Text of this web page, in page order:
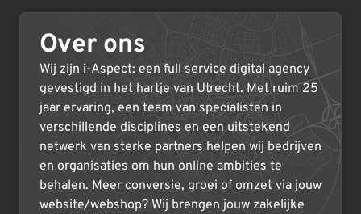
Over ons
Wij zijn i-Aspect: een full service digital agency
gevestigd in het hartje van Utrecht. Met ruim 25
jaar ervaring, een team van specialisten in
verschillende disciplines en een uitstekend
netwerk van sterke partners helpen wij bedrijven
en organisaties om hun online ambities te
behalen. Meer conversie, groei of omzet via jouw
website/webshop? Wij brengen jouw zakelijke